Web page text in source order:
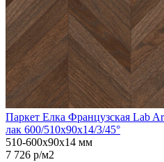
Паркет Елка Французская Lab
лак 600/510х90х14/3/45°
510-600х90х14 мм
7 726 р/м2